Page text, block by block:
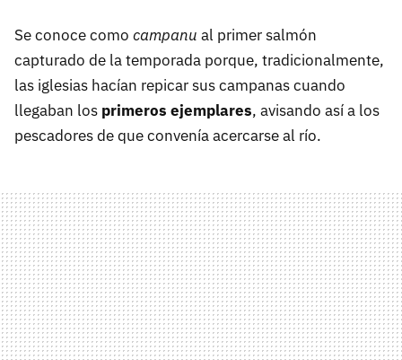
Se conoce como campanu al primer salmón
capturado de la temporada porque, tradicionalmente,
las iglesias hacían repicar sus campanas cuando
llegaban los primeros ejemplares, avisando así a los
pescadores de que convenía acercarse al río.